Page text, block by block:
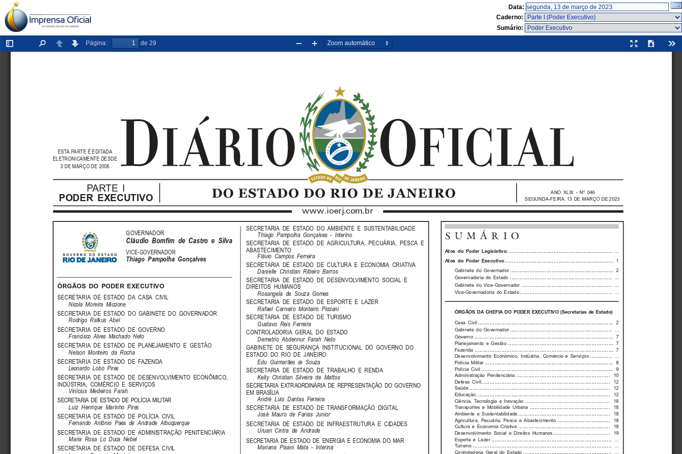
Data:
Caderno:
Sumário:
Exibir/ocultar
painel
LocalizarAnteriorPróxima
Página: de 29
Modo
de
Download
Diminuir
zoom
Aumentar
zoom
ESTA PARTE É EDITADA
ELETRONICAMENTE DESDE
3 DE MARÇO DE 2008
ANO  XLIX  -  Nº  046
SEGUNDA-FEIRA, 13 DE MARÇO DE 2023
PARTE  I
PODER  EXECUTIVO
SECRETARIA  DE  ESTADO  DO  AMBIENTE  E  SUSTENTABILIDADE
Thiago  Pampolha  Gonçalves  -  Interino
SECRETARIA  DE  ESTADO  DE  AGRICULTURA,  PECUÁRIA,  PESCA  E
ABASTECIMENTO
Flávio  Campos  Ferreira
SECRETARIA  DE  ESTADO  DE  CULTURA  E  ECONOMIA  CRIATIVA
Danielle  Christian  Ribeiro  Barros
SECRETARIA  DE  ESTADO  DE  DESENVOLVIMENTO  SOCIAL  E
DIREITOS  HUMANOS
Rosangela  de  Souza  Gomes
SECRETARIA  DE  ESTADO  DE  ESPORTE  E  LAZER
Rafael  Carneiro  Monteiro  Picciani
SECRETARIA  DE  ESTADO  DE  TURISMO
Gustavo  Reis  Ferreira
CONTROLADORIA  GERAL  DO  ESTADO
Demetrio  Abdennur  Farah  Neto
GABINETE  DE  SEGURANÇA  INSTITUCIONAL  DO  GOVERNO  DO
ESTADO  DO  RIO  DE  JANEIRO
Edu  Guimarães  ce  Souza
SECRETARIA  DE  ESTADO  DE  TRABALHO  E  RENDA
Kelly  Christian  Silveira  de  Mattos
SECRETARIA  EXTRAORDINÁRIA  DE  REPRESENTAÇÃO  DO  GOVERNO
EM  BRASÍLIA
André  Luís  Dantas  Ferreira
SECRETARIA  DE  ESTADO  DE  TRANSFORMAÇÃO  DIGITAL
José  Mauro  de  Farias  Junior
SECRETARIA  DE  ESTADO  DE  INFRAESTRUTURA  E  CIDADES
Uruan  Cintra  de  Andrade
SECRETARIA  DE  ESTADO  DE  ENERGIA  E  ECONOMIA  DO  MAR
Mariana  Pisani  Mata  -  Interina
ÓRGÃOS  DO  PODER  EXECUTIVO
SECRETARIA  DE  ESTADO  DA  CASA  CIVIL
Nicola  Moreira  Miccione
SECRETARIA  DE  ESTADO  DO  GABINETE  DO  GOVERNADOR
Rodrigo  Ratkus  Abel
SECRETARIA  DE  ESTADO  DE  GOVERNO
Francisco  Alves  Machado  Neto
SECRETARIA  DE  ESTADO  DE  PLANEJAMENTO  E  GESTÃO
Nelson  Monteiro  da  Rocha
SECRETARIA  DE  ESTADO  DE  FAZENDA
Leonardo  Lobo  Pires
SECRETARIA  DE  ESTADO  DE  DESENVOLVIMENTO  ECONÔMICO,
INDÚSTRIA,  COMÉRCIO  E  SERVIÇOS
Vinícius  Medeiros  Farah
SECRETARIA DE ESTADO DE POLÍCIA MILITAR
Luiz  Henrique  Marinho  Pires
SECRETARIA  DE  ESTADO  DE  POLÍCIA  CIVIL
Fernando  Antônio  Paes  de  Andrade  Albuquerque
SECRETARIA  DE  ESTADO  DE  ADMINISTRAÇÃO  PENITENCIÁRIA
Maria  Rosa  Lo  Duca  Nebel
SECRETARIA  DE  ESTADO  DE  DEFESA  CIVIL
GOVERNADOR
Cláudio  Bomfim  de  Castro  e  Silva
VICE-GOVERNADOR
Thiago  Pampolha  Gonçalves
SUMÁRIO
Atos  do  Poder  Legislativo............................................................... ...
Atos  do  Poder  Executivo ................................................................. 1
Gabinete  do  Governador.............................................................. 2
Governadoria  do  Estado ............................................................. ...
Gabinete  do  Vice-Governador ...................................................... ...
Vice-Governadoria  do  Estado ....................................................... ...
ÓRGÃOS  DA  CHEFIA  DO  PODER  EXECUTIVO  (Secretarias  de  Estado)
Casa  Civil ................................................................................. 2
Gabinete  do  Governador............................................................. ...
Governo ................................................................................... 7
Planejamento  e  Gestão ............................................................... 7
Fazenda ................................................................................... 7
Desenvolvimento  Econômico,  Indústria,  Comércio  e  Serviços ............. ...
Polícia  Militar ............................................................................. 8
Polícia  Civil ............................................................................... 9
Administração  Penitenciária ........................................................
10
Defesa  Civil.............................................................................
12
Saúde ....................................................................................
12
Educação ................................................................................
12
Ciência,  Tecnologia  e  Inovação ...................................................
18
Transportes  e  Mobilidade  Urbana ................................................
18
Ambiente  e  Sustentabilidade .......................................................
18
Agricultura,  Pecuária,  Pesca  e  Abastecimento ................................
18
Cultura  e  Economia  Criativa .......................................................
18
Desenvolvimento  Social  e  Direitos  Humanos ..................................
19
Esporte  e  Lazer ........................................................................ ...
Turismo ................................................................................... ...
Controladoria  Geral  do  Estado ..................................................... ...